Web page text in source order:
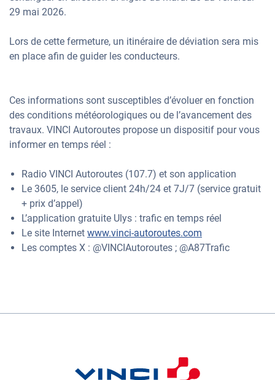
29 mai 2026.
Lors de cette fermeture, un itinéraire de déviation sera mis
en place afin de guider les conducteurs.
Ces informations sont susceptibles d’évoluer en fonction
des conditions météorologiques ou de l’avancement des
travaux. VINCI Autoroutes propose un dispositif pour vous
informer en temps réel :
Radio VINCI Autoroutes (107.7) et son application
Le 3605, le service client 24h/24 et 7J/7 (service gratuit
+ prix d’appel)
L’application gratuite Ulys : trafic en temps réel
Le site Internet www.vinci-autoroutes.com
Les comptes X : @VINCIAutoroutes ; @A87Trafic